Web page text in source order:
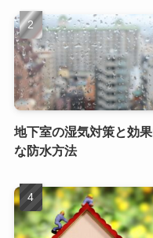
地下室の湿気対策と効
な防水方法